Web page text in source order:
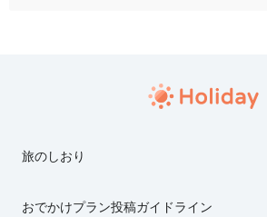
旅のしおり
おでかけプラン投稿ガイドライン